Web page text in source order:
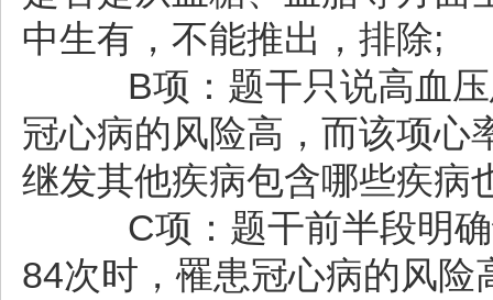
中生有，不能推出，排除;
B项：题干只说高血压
冠心病的风险高，而该项心
继发其他疾病包含哪些疾病
C项：题干前半段明确
84次时，罹患冠心病的风